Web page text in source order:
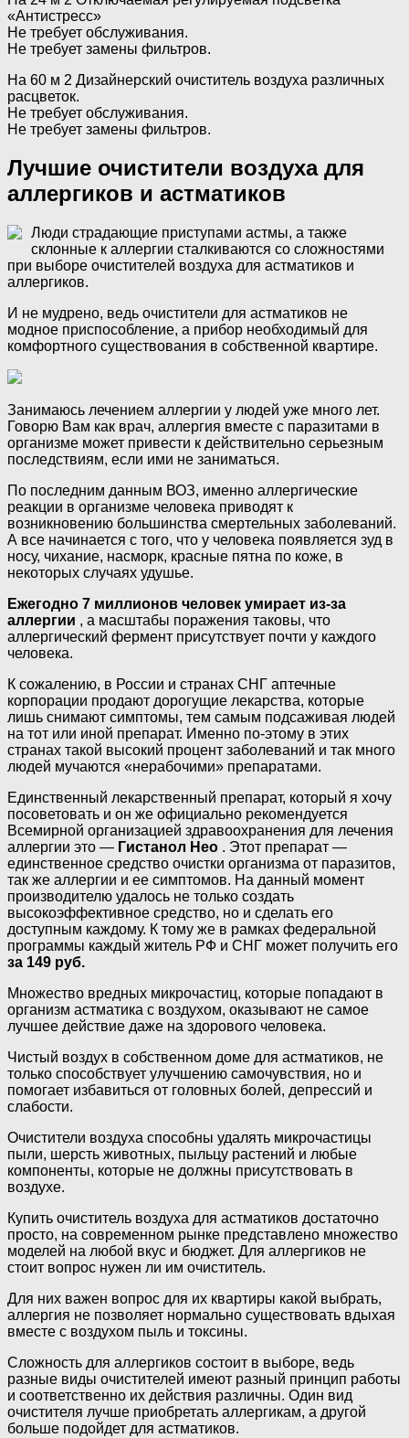
«Антистресс»
Не требует обслуживания.
Не требует замены фильтров.
На 60 м 2 Дизайнерский очиститель воздуха различных
расцветок.
Не требует обслуживания.
Не требует замены фильтров.
Лучшие очистители воздуха для
аллергиков и астматиков
Люди страдающие приступами астмы, а также
склонные к аллергии сталкиваются со сложностями
при выборе очистителей воздуха для астматиков и
аллергиков.
И не мудрено, ведь очистители для астматиков не
модное приспособление, а прибор необходимый для
комфортного существования в собственной квартире.
Занимаюсь лечением аллергии у людей уже много лет.
Говорю Вам как врач, аллергия вместе с паразитами в
организме может привести к действительно серьезным
последствиям, если ими не заниматься.
По последним данным ВОЗ, именно аллергические
реакции в организме человека приводят к
возникновению большинства смертельных заболеваний.
А все начинается с того, что у человека появляется зуд в
носу, чихание, насморк, красные пятна по коже, в
некоторых случаях удушье.
Ежегодно 7 миллионов человек умирает из-за
аллергии , а масштабы поражения таковы, что
аллергический фермент присутствует почти у каждого
человека.
К сожалению, в России и странах СНГ аптечные
корпорации продают дорогущие лекарства, которые
лишь снимают симптомы, тем самым подсаживая людей
на тот или иной препарат. Именно по-этому в этих
странах такой высокий процент заболеваний и так много
людей мучаются «нерабочими» препаратами.
Единственный лекарственный препарат, который я хочу
посоветовать и он же официально рекомендуется
Всемирной организацией здравоохранения для лечения
аллергии это — Гистанол Нео . Этот препарат —
единственное средство очистки организма от паразитов,
так же аллергии и ее симптомов. На данный момент
производителю удалось не только создать
высокоэффективное средство, но и сделать его
доступным каждому. К тому же в рамках федеральной
программы каждый житель РФ и СНГ может получить его
за 149 руб.
Множество вредных микрочастиц, которые попадают в
организм астматика с воздухом, оказывают не самое
лучшее действие даже на здорового человека.
Чистый воздух в собственном доме для астматиков, не
только способствует улучшению самочувствия, но и
помогает избавиться от головных болей, депрессий и
слабости.
Очистители воздуха способны удалять микрочастицы
пыли, шерсть животных, пыльцу растений и любые
компоненты, которые не должны присутствовать в
воздухе.
Купить очиститель воздуха для астматиков достаточно
просто, на современном рынке представлено множество
моделей на любой вкус и бюджет. Для аллергиков не
стоит вопрос нужен ли им очиститель.
Для них важен вопрос для их квартиры какой выбрать,
аллергия не позволяет нормально существовать вдыхая
вместе с воздухом пыль и токсины.
Сложность для аллергиков состоит в выборе, ведь
разные виды очистителей имеют разный принцип работы
и соответственно их действия различны. Один вид
очистителя лучше приобретать аллергикам, а другой
больше подойдет для астматиков.